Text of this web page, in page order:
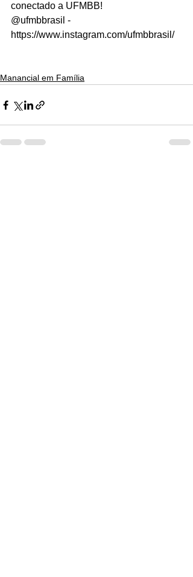
conectado a UFMBB!
@ufmbbrasil -
https://www.instagram.com/ufmbbrasil/
Manancial em Família